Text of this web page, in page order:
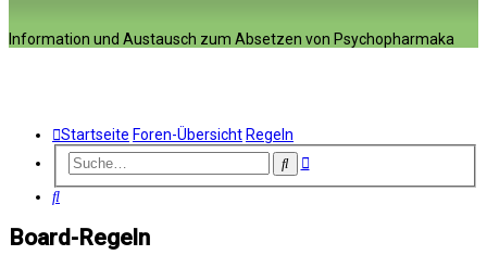
Information und Austausch zum Absetzen von Psychopharmaka
Startseite Foren-Übersicht Regeln
SucheErweiterte
Suche
Board-Regeln